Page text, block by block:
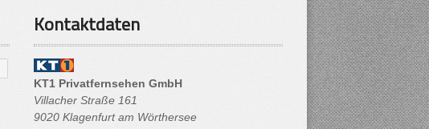
Kontaktdaten
KT1 Privatfernsehen GmbH
Villacher Straße 161
9020 Klagenfurt am Wörthersee